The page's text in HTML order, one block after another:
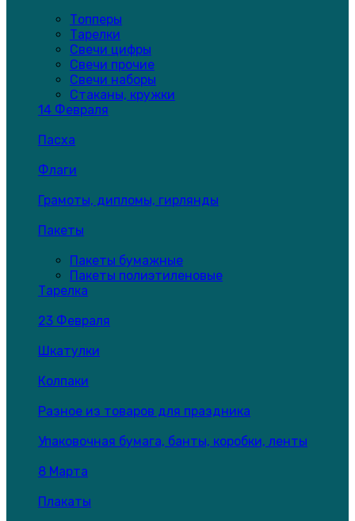
Топперы
Тарелки
Свечи цифры
Свечи прочие
Свечи наборы
Стаканы, кружки
14 Февраля
Пасха
Флаги
Грамоты, дипломы, гирлянды
Пакеты
Пакеты бумажные
Пакеты полиэтиленовые
Тарелка
23 Февраля
Шкатулки
Колпаки
Разное из товаров для праздника
Упаковочная бумага, банты, коробки, ленты
8 Марта
Плакаты